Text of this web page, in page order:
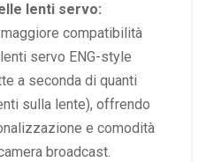
lenti servo:
compatibilità
servo ENG-style
a seconda di quanti
sulla lente), offrendo
e comodità
broadcast.